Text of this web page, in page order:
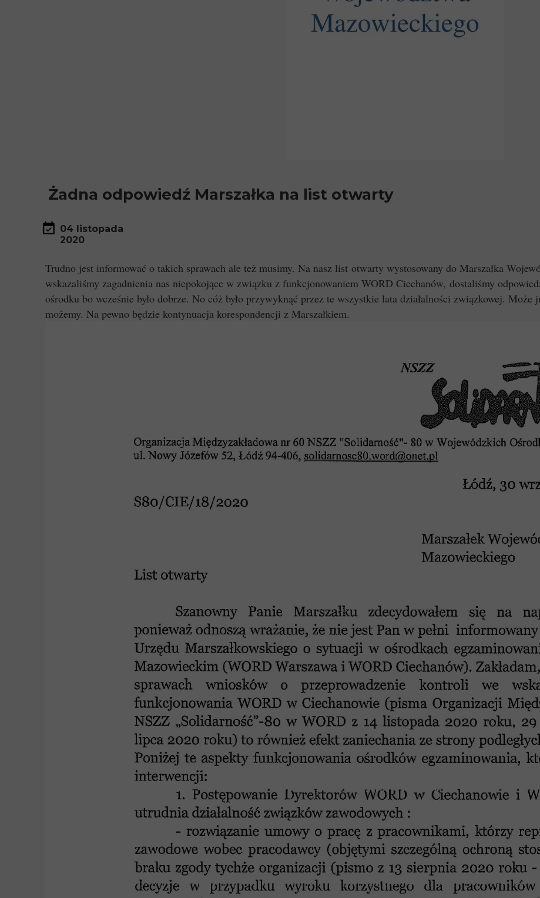
04 listopada
2020
Trudno jest informować o takich sprawach ale też musimy. Na nasz list otwarty wystosowany do Marszałka
wskazaliśmy zagadnienia nas niepokojące w związku z funkcjonowaniem WORD Ciechanów, dostaliśmy
ośrodku bo wcześnie było dobrze. No cóż było przywyknąć przez te wszystkie lata działalności związkowej.
możemy. Na pewno będzie kontynuacja korespondencji z Marszałkiem.
Żadna odpowiedź Marszałka na list otwarty